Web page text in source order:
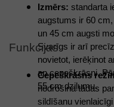
Izmērs: standarta
augstums ir 60
un 45 cm augsti
Svarīgs ir arī
novietot, ierēķinot
ap cepeškrāsni.
55 cm dziļumu.
Funkcijas
Cepeškrāsns
nodrošina tādas
sildīšanu